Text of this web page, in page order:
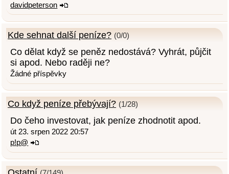
davidpeterson
Kde sehnat další peníze? (0/0)
Co dělat když se peněz nedostává? Vyhrát, půjčit
si apod. Nebo raději ne?
Žádné příspěvky
Co když peníze přebývají? (1/28)
Do čeho investovat, jak peníze zhodnotit apod.
út 23. srpen 2022 20:57
p!p@